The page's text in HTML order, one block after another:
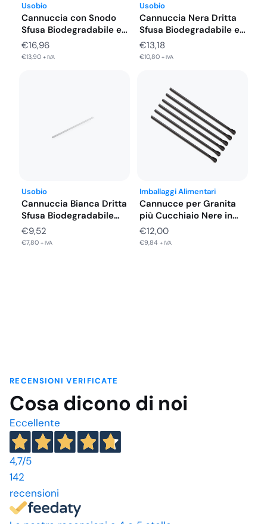
Usobio
Cannuccia con Snodo
Sfusa Biodegradabile e
Compostabile 500…
€16,96
€13,90 + IVA
Usobio
Cannuccia Nera Dritta
Sfusa Biodegradabile e
Compostabile 500…
€13,18
€10,80 + IVA
Usobio
Cannuccia Bianca Dritta
Sfusa Biodegradabile
Compostabile 500
Pezzi…
€9,52
€7,80 + IVA
Imballaggi Alimentari
Cannucce per Granita
più Cucchiaio Nere in
PLA…
€12,00
€9,84 + IVA
RECENSIONI VERIFICATE
Cosa dicono di noi
Eccellente
4,7/5
142
recensioni